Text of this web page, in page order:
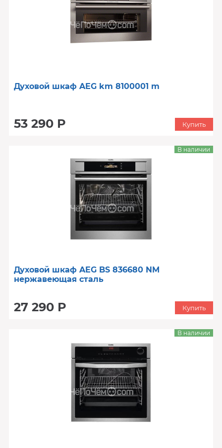
Духовой шкаф AEG km 8100001 m
53 290 Р Купить
Духовой шкаф AEG BS 836680 NM
нержавеющая сталь
27 290 Р
В наличии
Купить
В наличии